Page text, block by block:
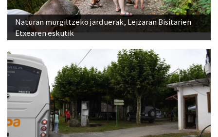
Naturan murgiltzeko jarduerak, Leizaran Bisitarien
Etxearen eskutik